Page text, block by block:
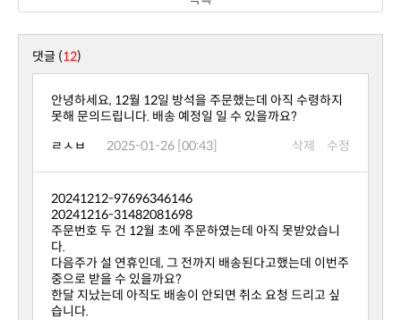
댓글 (12)
못해 문의드립니다. 배송 예정일 일 수 있을까요?
ㄹㅅㅂ
2025-01-26 [00:43] 삭제 수정
20241212-97696346146
20241216-31482081698
다.
중으로 받을 수 있을까요?
습니다.